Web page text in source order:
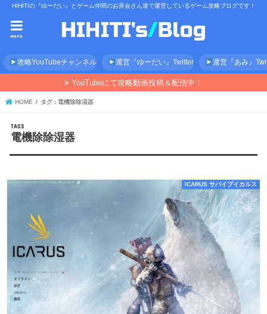
HIHITIの『ゆーだい』とゲーム仲間のお茶会さん達で運営しているゲーム攻略ブログです！
menu
攻略YouTubeチャンネル 運営『ゆーだい』Twitter 運営『あみ』
YouTubeにて攻略動画投稿＆配信中！
HOME タグ : 電機除除湿器
電機除除湿器
ICARUS サバイブイカルス